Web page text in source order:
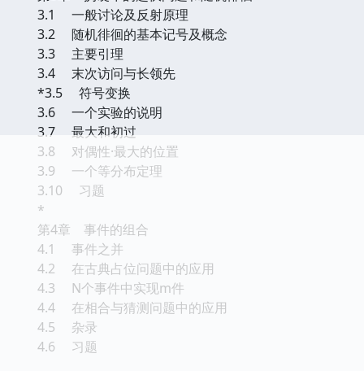
3.1 一般讨论及反射原理
3.2 随机徘徊的基本记号及概念
3.3 主要引理
3.4 末次访问与长领先
*3.5 符号变换
3.6 一个实验的说明
3.7 最大和初过
3.8 对偶性·最大的位置
3.9 一个等分布定理
3.10 习题
*
第4章 事件的组合
4.1 事件之并
4.2 在古典占位问题中的应用
4.3 N个事件中实现m件
4.4 在相合与猜测问题中的应用
4.5 杂录
4.6 习题